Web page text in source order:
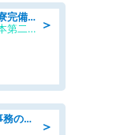
＞
自動車製品の機械加工・部品運搬/寮完備/日払い/工場・製造
UTエージェント株式会社AGT西日本第二CU
＞
8月開始/総合設備会社での営業・事務のお仕事/即日勤務可/車通勤可/営業/営業事務